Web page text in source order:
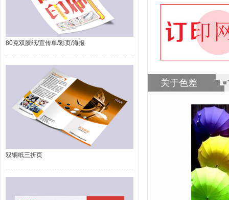
80克双胶纸/宣传单/彩页/海报
双铜纸三折页
关于色差